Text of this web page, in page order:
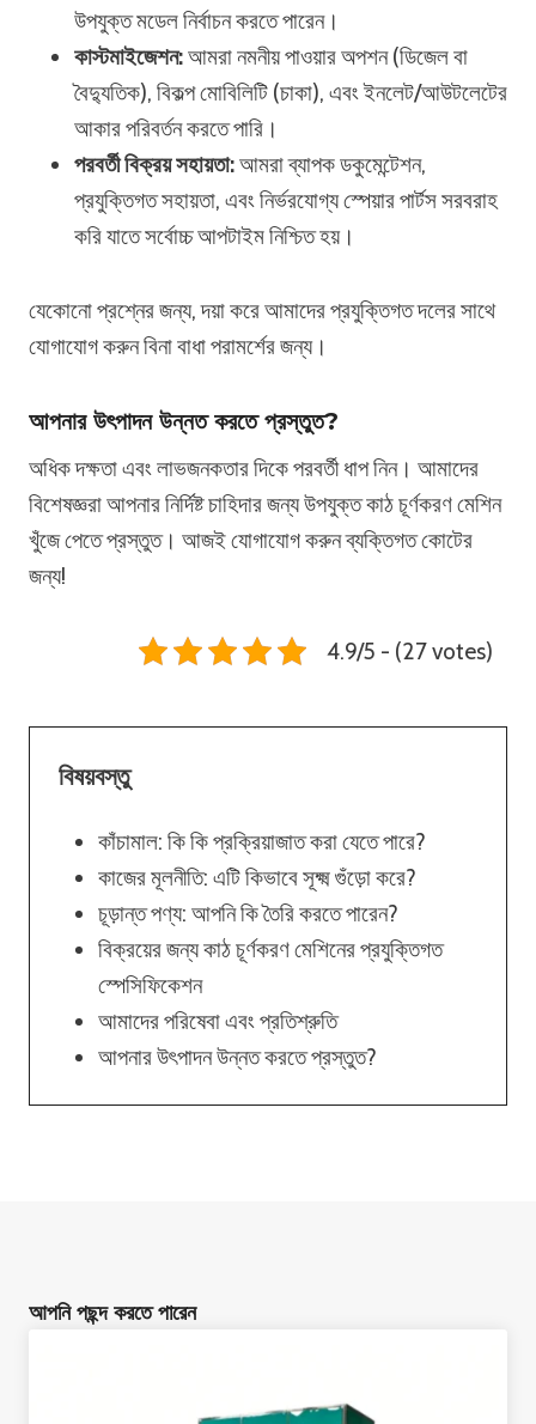
উপযুক্ত মডেল নির্বাচন করতে পারেন।
কাস্টমাইজেশন:আমরা নমনীয় পাওয়ার অপশন (ডিজেল বা
বৈদ্যুতিক), বিকল্প মোবিলিটি (চাকা), এবং ইনলেট/আউটলেটের
আকার পরিবর্তন করতে পারি।
পরবর্তী বিক্রয় সহায়তা:আমরা ব্যাপক ডকুমেন্টেশন,
প্রযুক্তিগত সহায়তা, এবং নির্ভরযোগ্য স্পেয়ার পার্টস সরবরাহ
করি যাতে সর্বোচ্চ আপটাইম নিশ্চিত হয়।
যেকোনো প্রশ্নের জন্য, দয়া করে আমাদের প্রযুক্তিগত দলের সাথে
যোগাযোগ করুন বিনা বাধা পরামর্শের জন্য।
আপনার উৎপাদন উন্নত করতে প্রস্তুত?
অধিক দক্ষতা এবং লাভজনকতার দিকে পরবর্তী ধাপ নিন। আমাদের
বিশেষজ্ঞরা আপনার নির্দিষ্ট চাহিদার জন্য উপযুক্ত কাঠ চূর্ণকরণ মেশিন
খুঁজে পেতে প্রস্তুত। আজই যোগাযোগ করুন ব্যক্তিগত কোটের
জন্য!
4.9/5 - (27 votes)
বিষয়বস্তু
কাঁচামাল: কি কি প্রক্রিয়াজাত করা যেতে পারে?
কাজের মূলনীতি: এটি কিভাবে সূক্ষ্ম গুঁড়ো করে?
চূড়ান্ত পণ্য: আপনি কি তৈরি করতে পারেন?
বিক্রয়ের জন্য কাঠ চূর্ণকরণ মেশিনের প্রযুক্তিগত
স্পেসিফিকেশন
আমাদের পরিষেবা এবং প্রতিশ্রুতি
আপনার উৎপাদন উন্নত করতে প্রস্তুত?
আপনি পছন্দ করতে পারেন